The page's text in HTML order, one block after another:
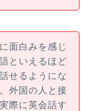
面白みを感じ
といえるほど
せるようにな
外国の人と接
際に英会話す